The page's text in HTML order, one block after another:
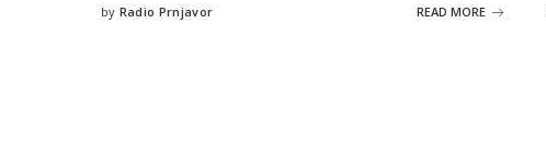
Posted
by Radio Prnjavor READ MORE